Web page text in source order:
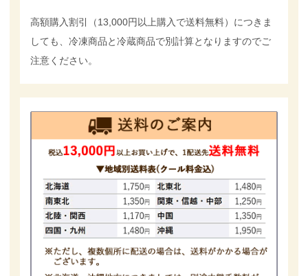
高額購入割引（13,000円以上購入で送料無料）につきま
しても、冷凍商品と冷蔵商品で別計算となりますのでご
注意ください。